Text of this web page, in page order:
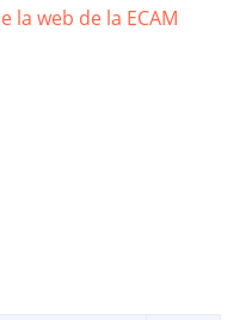
la web de la ECAM